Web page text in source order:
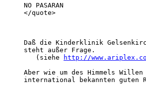
NO PASARAN
</quote>
Daß die Kinderklinik
steht außer Frage.
   (siehe
http://
Aber wie um des Himmels
international bekannten guten